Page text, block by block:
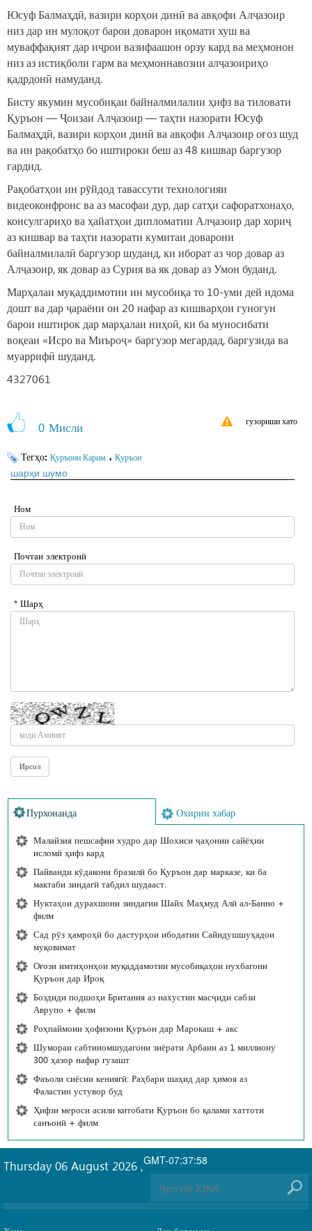
Юсуф Балмаҳдӣ, вазири корҳои динӣ ва авқофи Алҷазоир
низ дар ин мулоқот барои доварон иқомати хуш ва
муваффақият дар иҷрои вазифаашон орзу кард ва меҳмонон
низ аз истиқболи гарм ва меҳмоннавозии алҷазоириҳо
қадрдонӣ намуданд.
Бисту якумин мусобиқаи байналмилалии ҳифз ва тиловати
Қуръон — Ҷоизаи Алҷазоир — таҳти назорати Юсуф
Балмаҳдӣ, вазири корҳои динӣ ва авқофи Алҷазоир оғоз шуд
ва ин рақобатҳо бо иштироки беш аз 48 кишвар баргузор
гардид.
Рақобатҳои ин рӯйдод тавассути технологияи
видеоконфронс ва аз масофаи дур, дар сатҳи сафоратхонаҳо,
консулгариҳо ва ҳайатҳои дипломатии Алҷазоир дар хориҷ
аз кишвар ва таҳти назорати кумитаи доварони
байналмилалӣ баргузор шуданд, ки иборат аз чор довар аз
Алҷазоир, як довар аз Сурия ва як довар аз Умон буданд.
Марҳалаи муқаддимотии ин мусобиқа то 10-уми дей идома
дошт ва дар ҷараёни он 20 нафар аз кишварҳои гуногун
барои иштирок дар марҳалаи ниҳоӣ, ки ба муносибати
воқеаи «Исро ва Миъроҷ» баргузор мегардад, баргузида ва
муаррифӣ шуданд.
4327061
0 Мисли гузориши хато
Тегҳо: Қуръони Карим ، Қуръон
шарҳи шумо
Ном
Почтаи электронӣ
* Шарҳ
Пурхонанда Охирин хабар
Малайзия пешсафии худро дар Шохиси ҷаҳонии сайёҳии
исломӣ ҳифз кард
Пайванди кӯдакони бразилӣ бо Қуръон дар марказе, ки ба
мактаби зиндагӣ табдил шудааст.
Нуктаҳои дурахшони зиндагии Шайх Маҳмуд Алӣ ал-Банно +
филм
Сад рӯз ҳамроҳӣ бо дастурҳои ибодатии Сайидушшуҳадои
муқовимат
Оғози имтиҳонҳои муқаддамотии мусобиқаҳои нухбагони
Қуръон дар Ироқ
Боздиди подшоҳи Британия аз нахустин масҷиди сабзи
Аврупо + филм
Роҳпаймоии ҳофизони Қуръон дар Марокаш + акс
Шумораи сабтиномшудагони зиёрати Арбаин аз 1 миллиону
300 ҳазор нафар гузашт
Фаъоли сиёсии кениягӣ: Раҳбари шаҳид дар ҳимоя аз
Фаластин устувор буд
Ҳифзи мероси асили китобати Қуръон бо қалами хаттоти
санъонӣ + филм
GMT-07:37:58
Thursday 06 August 2026 ,